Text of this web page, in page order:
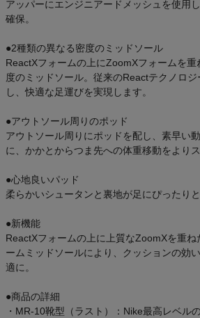
アッパーにエンジニアードメッシュを使用
確保。
●2種類の異なる密度のミッドソール
ReactXフォームの上にZoomXフォームを
度のミッドソール。従来のReactテクノロ
し、快適な足運びを実現します。
●アウトソール周りのポッド
アウトソール周りにポッドを配し、素早い
に、かかとからつま先への体重移動をよりス
●心地良いパッド
柔らかいシュータンと裏地が足にぴったり
●新機能
ReactXフォームの上に上質なZoomXを重ね
ームミッドソールにより、クッションの効
適に。
●商品の詳細
・MR-10靴型（ラスト）：Nike最高レベル